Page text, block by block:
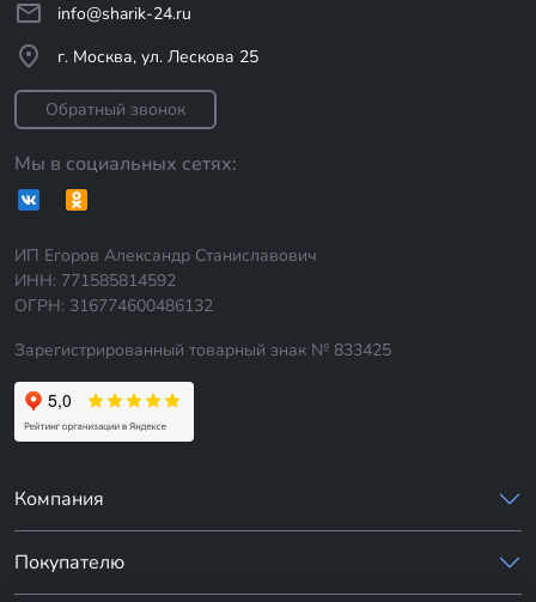
info@sharik-24.ru
г. Москва, ул. Лескова 25
Обратный звонок
Мы в социальных сетях:
ИП Егоров Александр Станиславович
ИНН: 771585814592
ОГРН: 316774600486132
Зарегистрированный товарный знак № 833425
Компания
Покупателю